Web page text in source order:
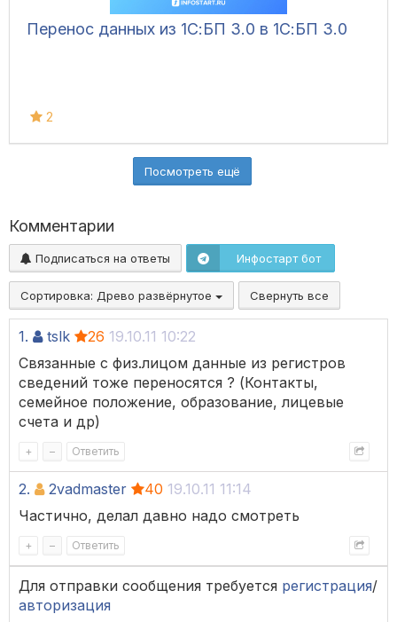
Перенос данных из 1С:БП 3.0 в 1С:БП 3.0
2
Посмотреть ещё
Комментарии
Подписаться на ответы Инфостарт бот
Сортировка: Древо развёрнутое Свернуть все
1. tslk 26 19.10.11 10:22
Связанные с физ.лицом данные из регистров
сведений тоже переносятся ? (Контакты,
семейное положение, образование, лицевые
счета и др)
+ – Ответить
2. 2vadmaster 40 19.10.11 11:14
Частично, делал давно надо смотреть
+ – Ответить
Для отправки сообщения требуется регистрация/
авторизация